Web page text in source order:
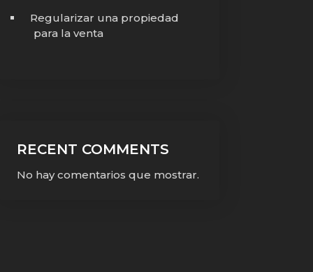
Regularizar una propiedad
para la venta
RECENT COMMENTS
No hay comentarios que mostrar.